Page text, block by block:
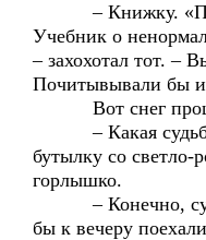
– Книжку.
Учебник о
– захохотал тот. –
Почитывывали бы
Вот снег
– Какая
бутылку со светло-
горлышко.
– Конечно,
бы к вечеру